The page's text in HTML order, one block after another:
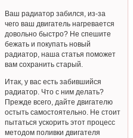
Ваш радиатор забился, из-за
чего ваш двигатель нагревается
довольно быстро? Не спешите
бежать и покупать новый
радиатор, наша статья поможет
вам сохранить старый.
Итак, у вас есть забившийся
радиатор. Что с ним делать?
Прежде всего, дайте двигателю
остыть самостоятельно. Не стоит
пытаться ускорить этот процесс
методом поливки двигателя